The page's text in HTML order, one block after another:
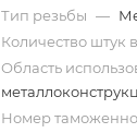
Тип резьбы —
Количество штук
Область
Номер